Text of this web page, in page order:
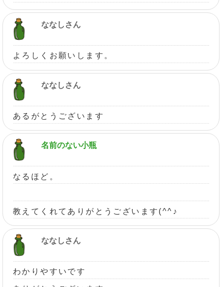
ななしさん
よろしくお願いします。
ななしさん
あるがとうございます
名前のない小瓶
なるほど。
教えてくれてありがとうございます(^^♪
ななしさん
わかりやすいです